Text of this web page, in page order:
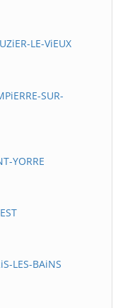
LE-ViEUX
SUR-
YORRE
LES-BAiNS